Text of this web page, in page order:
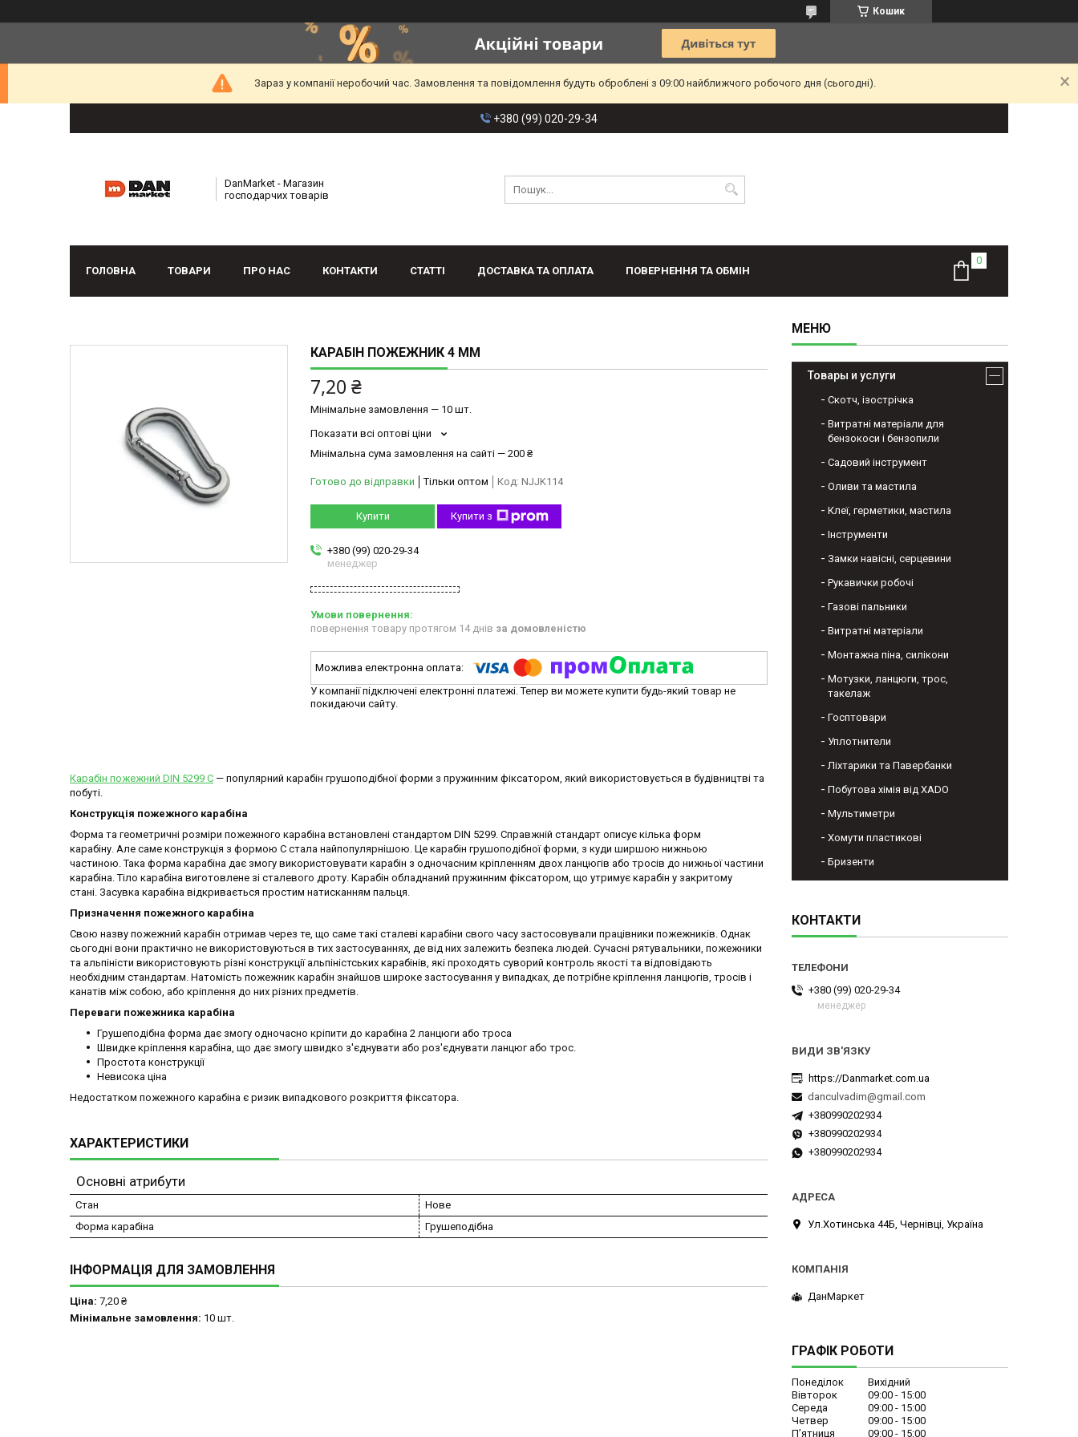
Кошик
Зараз у компанії неробочий час. Замовлення та повідомлення будуть оброблені з 09:00 найближчого робочого дня (сьогодні).
+380 (99) 020-29-34
DanMarket - Магазин
господарчих товарів
ГОЛОВНА ТОВАРИ ПРО НАС КОНТАКТИ СТАТТІ ДОСТАВКА ТА ОПЛАТА ПОВЕРНЕННЯ ТА ОБМІН
КАРАБІН ПОЖЕЖНИК 4 ММ
7,20 ₴
Мінімальне замовлення — 10 шт.
Показати всі оптові ціни
Мінімальна сума замовлення на сайті — 200 ₴
Готово до відправки Тільки оптом Код: NJJK114
Купити Купити з
+380 (99) 020-29-34
менеджер
повернення товару протягом 14 днів за домовленістю
У компанії підключені електронні платежі. Тепер ви можете купити будь-який товар не
покидаючи сайту.
Карабін пожежний DIN 5299 C — популярний карабін грушоподібної форми з пружинним фіксатором, який використовується в будівництві та
побуті.
Конструкція пожежного карабіна
Форма та геометричні розміри пожежного карабіна встановлені стандартом DIN 5299. Справжній стандарт описує кілька форм
карабіну. Але саме конструкція з формою C стала найпопулярнішою. Це карабін грушоподібної форми, з куди ширшою нижньою
частиною. Така форма карабіна дає змогу використовувати карабін з одночасним кріпленням двох ланцюгів або тросів до нижньої частини
карабіна. Тіло карабіна виготовлене зі сталевого дроту. Карабін обладнаний пружинним фіксатором, що утримує карабін у закритому
стані. Засувка карабіна відкривається простим натисканням пальця.
Призначення пожежного карабіна
Свою назву пожежний карабін отримав через те, що саме такі сталеві карабіни свого часу застосовували працівники пожежників. Однак
сьогодні вони практично не використовуються в тих застосуваннях, де від них залежить безпека людей. Сучасні рятувальники, пожежники
та альпіністи використовують різні конструкції альпіністських карабінів, які проходять суворий контроль якості та відповідають
необхідним стандартам. Натомість пожежник карабін знайшов широке застосування у випадках, де потрібне кріплення ланцюгів, тросів і
канатів між собою, або кріплення до них різних предметів.
Переваги пожежника карабіна
Грушеподібна форма дає змогу одночасно кріпити до карабіна 2 ланцюги або троса
Швидке кріплення карабіна, що дає змогу швидко з'єднувати або роз'єднувати ланцюг або трос.
Простота конструкції
Невисока ціна
Недостатком пожежного карабіна є ризик випадкового розкриття фіксатора.
ХАРАКТЕРИСТИКИ
Основні атрибути
Стан
Нове
Форма карабіна
Грушеподібна
ІНФОРМАЦІЯ ДЛЯ ЗАМОВЛЕННЯ
Ціна: 7,20 ₴
Мінімальне замовлення: 10 шт.
Товары и услуги
Скотч, ізострічка
Витратні матеріали для
бензокоси і бензопили
Садовий інструмент
Оливи та мастила
Клеї, герметики, мастила
Інструменти
Замки навісні, серцевини
Рукавички робочі
Газові пальники
Витратні матеріали
Монтажна піна, силікони
Мотузки, ланцюги, трос,
такелаж
Госптовари
Уплотнители
Ліхтарики та Павербанки
Побутова хімія від XADO
Мультиметри
Хомути пластикові
Бризенти
КОНТАКТИ
+380 (99) 020-29-34
менеджер
https://Danmarket.com.ua
danculvadim@gmail.com
+380990202934
+380990202934
+380990202934
Ул.Хотинська 44Б, Чернівці, Україна
ДанМаркет
ГРАФІК РОБОТИ
Понеділок
Вихідний
Вівторок
09:00
15:00
Середа
09:00
15:00
Четвер
09:00
15:00
Пʼятниця
09:00 15:00